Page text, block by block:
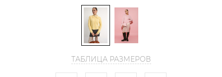
ТАБЛИЦА РАЗМЕРОВ